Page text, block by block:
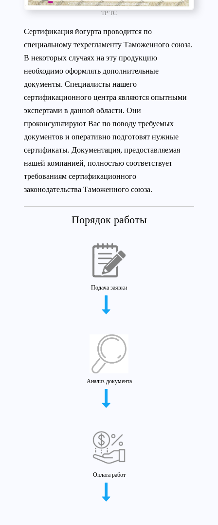
ТР ТС
Сертификация йогурта проводится по
специальному техрегламенту Таможенного союза.
В некоторых случаях на эту продукцию
необходимо оформлять дополнительные
документы. Специалисты нашего
сертификационного центра являются опытными
экспертами в данной области. Они
проконсультируют Вас по поводу требуемых
документов и оперативно подготовят нужные
сертификаты. Документация, предоставляемая
нашей компанией, полностью соответствует
требованиям сертификационного
законодательства Таможенного союза.
Порядок работы
Подача заявки
Анализ документа
Оплата работ